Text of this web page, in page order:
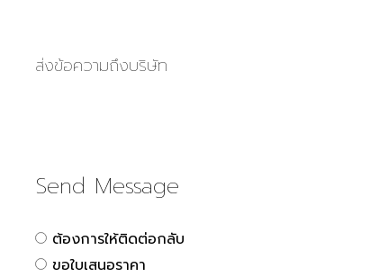
ส่งข้อความถึงบริษัท
Send Message
ต้องการให้ติดต่อกลับ
ขอใบเสนอราคา